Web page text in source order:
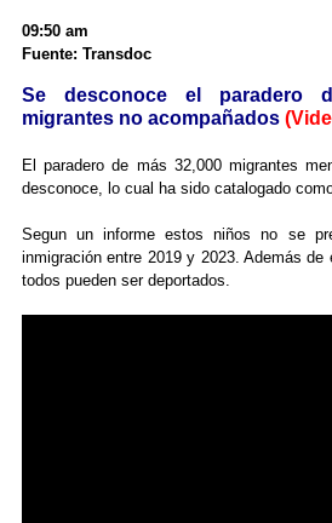
09:50 am
Fuente: Transdoc
Se desconoce el paradero
migrantes no acompañados
El paradero de más 32,000 migrantes
desconoce, lo cual ha sido catalogado
Segun un informe estos niños no se
inmigración entre 2019 y 2023. Además de
todos pueden ser deportados.